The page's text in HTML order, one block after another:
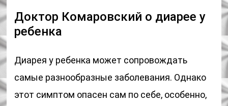
Доктор Комаровский о диарее у
ребенка
Диарея у ребенка может сопровождать
самые разнообразные заболевания. Однако
этот симптом опасен сам по себе, особенно,